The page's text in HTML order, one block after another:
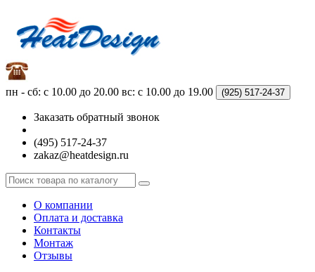
пн - сб: с 10.00 до 20.00 вс: с 10.00 до 19.00 (925) 517-24-37
Заказать обратный звонок
(495) 517-24-37
zakaz@heatdesign.ru
О компании
Оплата и доставка
Контакты
Монтаж
Отзывы